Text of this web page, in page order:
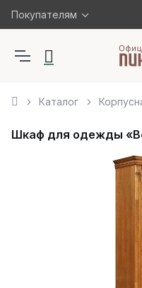
Покупателям
Каталог
Шкаф для одежды